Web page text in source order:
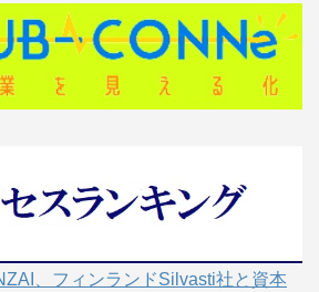
、フィンランドSilvasti社と資本